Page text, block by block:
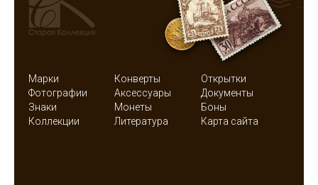
Марки Конверты
Открытки
Фотографии
Аксессуары
Документы
Знаки
Монеты
Боны
Коллекции
Литература Карта сайта